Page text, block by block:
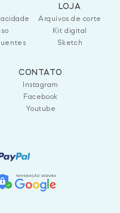
LOJA
Arquivos de corte
Kit digital
Sketch
CONTATO
Instagram
Facebook
Youtube